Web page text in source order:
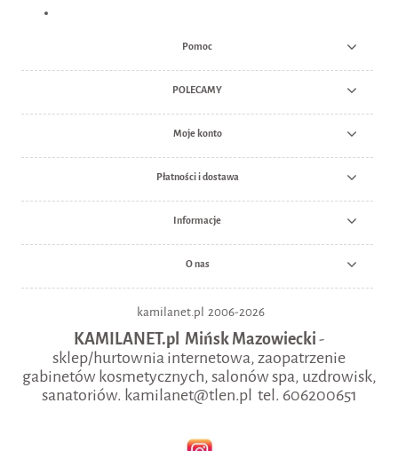
Pomoc
POLECAMY
Moje konto
Płatności i dostawa
Informacje
O nas
kamilanet.pl 2006-2026
KAMILANET.pl Mińsk Mazowiecki-
sklep/hurtownia internetowa, zaopatrzenie
gabinetów kosmetycznych, salonów spa, uzdrowisk,
sanatoriów. kamilanet@tlen.pl tel. 606200651